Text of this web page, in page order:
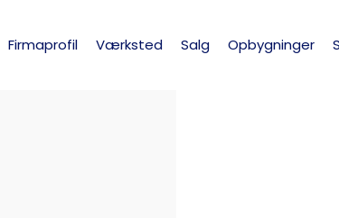
Firmaprofil Værksted Salg Opbygninger